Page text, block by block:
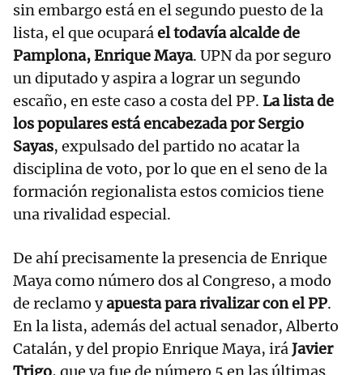
sin embargo está en el segundo puesto de la
lista, el que ocuparáel todavía alcalde de
Pamplona, Enrique Maya. UPN da por seguro
un diputado y aspira a lograr un segundo
escaño, en este caso a costa del PP. La lista de
los populares está encabezada por Sergio
Sayas, expulsado del partido no acatar la
disciplina de voto, por lo que en el seno de la
formación regionalista estos comicios tiene
una rivalidad especial.
De ahí precisamente la presencia de Enrique
Maya como número dos al Congreso, a modo
de reclamo yapuesta para rivalizar con el PP.
En la lista, además del actual senador, Alberto
Catalán, y del propio Enrique Maya, iráJavier